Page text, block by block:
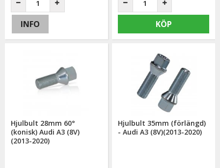
INFO KÖP
Hjulbult 28mm 60°
(konisk) Audi A3 (8V)
(2013-2020)
Hjulbult 35mm (förlängd)
- Audi A3 (8V)(2013-2020)